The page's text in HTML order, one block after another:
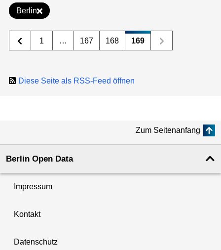
Berlin
1 … 167 168 169
Diese Seite als RSS-Feed öffnen
Zum Seitenanfang
Berlin Open Data
Impressum
Kontakt
Datenschutz